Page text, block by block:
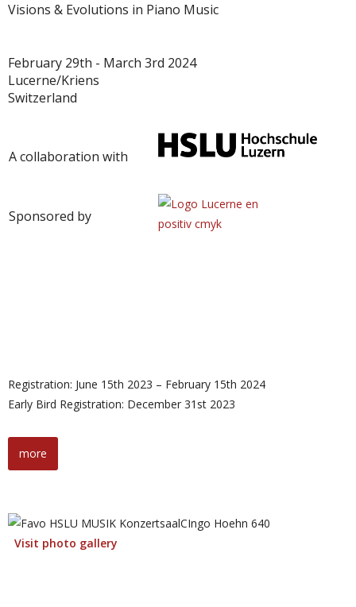
Visions & Evolutions in Piano Music
February 29th - March 3rd 2024
Lucerne/Kriens
Switzerland
A collaboration with
Sponsored by
Registration: June 15th 2023 – February 15th 2024
Early Bird Registration: December 31st 2023
more
Visit photo gallery